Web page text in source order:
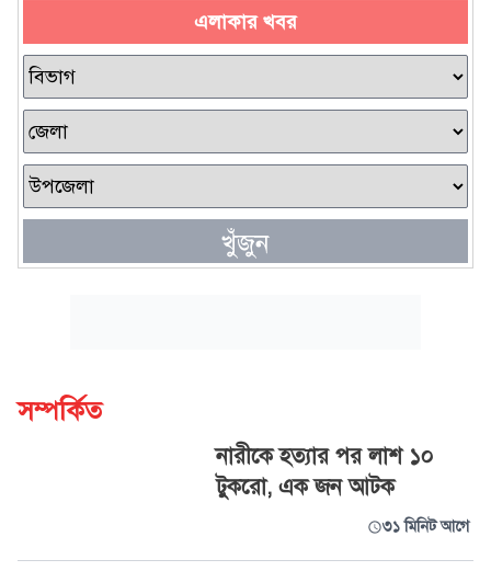
এলাকার খবর
খুঁজুন
সম্পর্কিত
নারীকে হত্যার পর লাশ ১০
টুকরো, এক জন আটক
৩১ মিনিট আগে